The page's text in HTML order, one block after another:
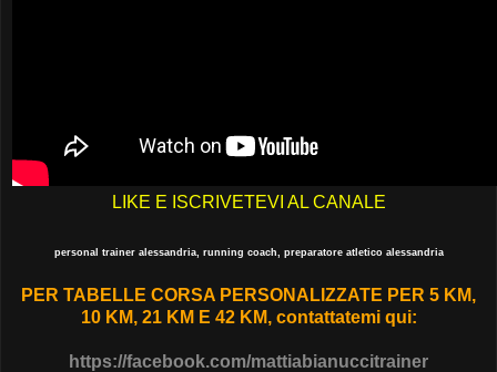
LIKE E ISCRIVETEVI AL CANALE
personal trainer alessandria, running coach, preparatore atletico alessandria
PER TABELLE CORSA PERSONALIZZATE PER 5 KM,
10 KM, 21 KM E 42 KM, contattatemi qui:
https://facebook.com/mattiabianuccitrainer